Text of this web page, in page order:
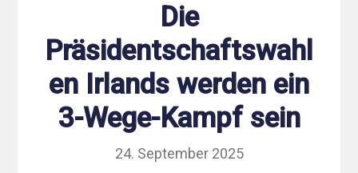
Die
Präsidentschaftswahl
en Irlands werden ein
3-Wege-Kampf sein
24. September 2025